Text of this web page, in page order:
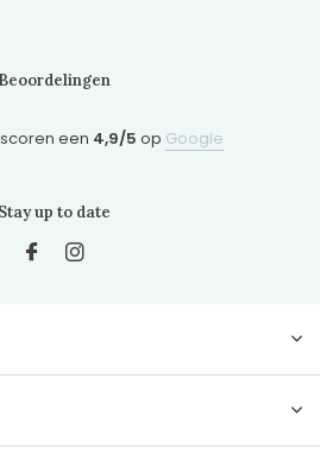
Beoordelingen
een 4,9/5 op Google
Stay up to date